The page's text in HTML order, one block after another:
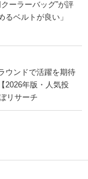
ーラーバッグ”が評
ベルトが良い」
ウンドで活躍を期待
2026年版・人気投
リサーチ